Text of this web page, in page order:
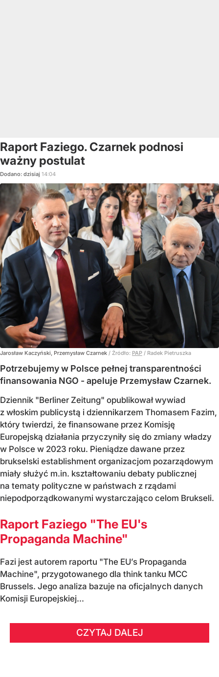
Raport Faziego. Czarnek podnosi
ważny postulat
Dodano: dzisiaj 14:04
Jarosław Kaczyński, Przemysław Czarnek / Źródło: PAP / Radek Pietruszka
Potrzebujemy w Polsce pełnej transparentności
finansowania NGO - apeluje Przemysław Czarnek.
Dziennik "Berliner Zeitung" opublikował wywiad
z włoskim publicystą i dziennikarzem Thomasem Fazim,
który twierdzi, że finansowane przez Komisję
Europejską działania przyczyniły się do zmiany władzy
w Polsce w 2023 roku. Pieniądze dawane przez
brukselski establishment organizacjom pozarządowym
miały służyć m.in. kształtowaniu debaty publicznej
na tematy polityczne w państwach z rządami
niepodporządkowanymi wystarczająco celom Brukseli.
Raport Faziego "The EU's
Propaganda Machine"
Fazi jest autorem raportu "The EU’s Propaganda
Machine", przygotowanego dla think tanku MCC
Brussels. Jego analiza bazuje na oficjalnych danych
Komisji Europejskiej...
CZYTAJ DALEJ